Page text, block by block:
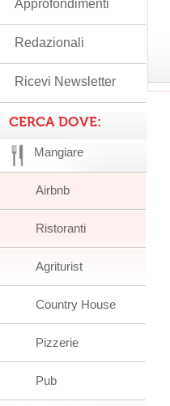
Approfondimenti
Redazionali
Ricevi Newsletter
CERCA DOVE:
Mangiare
Airbnb
Ristoranti
Agriturist
Country House
Pizzerie
Pub